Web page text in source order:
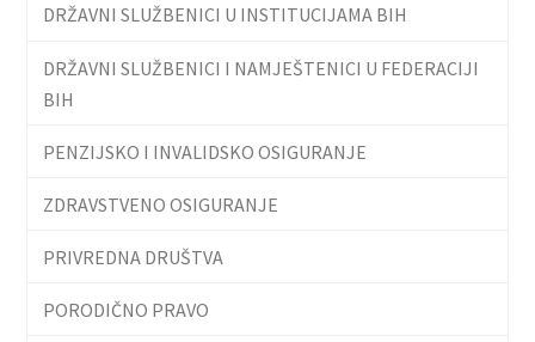
DRŽAVNI SLUŽBENICI U INSTITUCIJAMA BIH
DRŽAVNI SLUŽBENICI I NAMJEŠTENICI U FEDERACIJI
BIH
PENZIJSKO I INVALIDSKO OSIGURANJE
ZDRAVSTVENO OSIGURANJE
PRIVREDNA DRUŠTVA
PORODIČNO PRAVO